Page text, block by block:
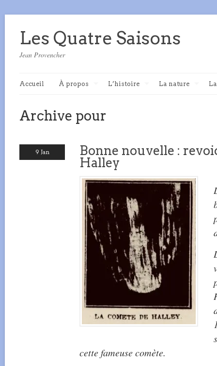
Les Quatre Saisons
Jean Provencher
Accueil À propos L’histoire La nature
Archive pour
9 Jan
Bonne nouvelle :
Halley
cette fameuse comète.